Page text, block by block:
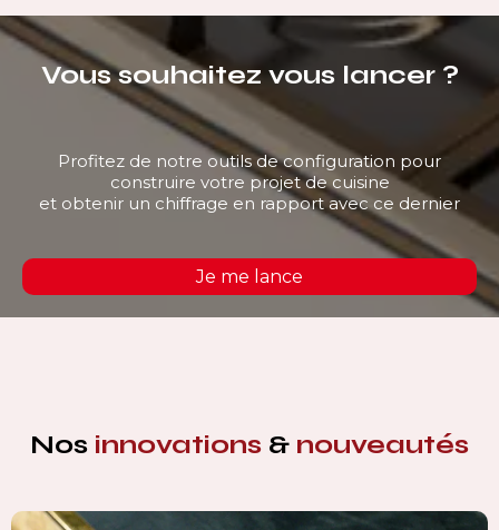
Vous souhaitez vous lancer ?
Profitez de notre outils de configuration pour
construire votre projet de cuisine
et obtenir un chiffrage en rapport avec ce dernier
Je me lance
Nos innovations & nouveautés